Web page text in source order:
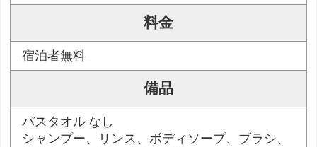
料金
宿泊者無料
備品
バスタオル なし
シャンプー、リンス、ボディソープ、ブラシ、